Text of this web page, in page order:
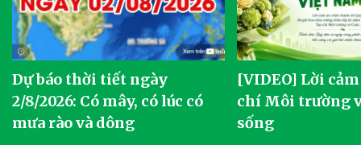
Dự báo thời tiết ngày
2/8/2026: Có mây, có lúc có
mưa rào và dông
[VIDEO] Lời
chí Môi trường
sống